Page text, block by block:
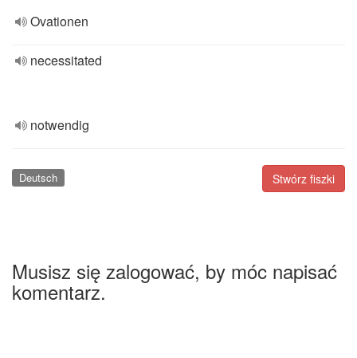
Ovationen
necessitated
notwendig
Stwórz fiszki
Deutsch
Musisz się zalogować, by móc napisać
komentarz.